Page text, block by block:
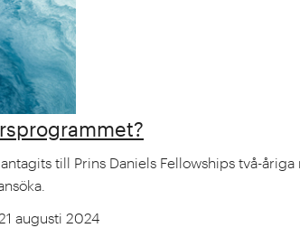
till Prins Daniels Fellowships två-
augusti 2024